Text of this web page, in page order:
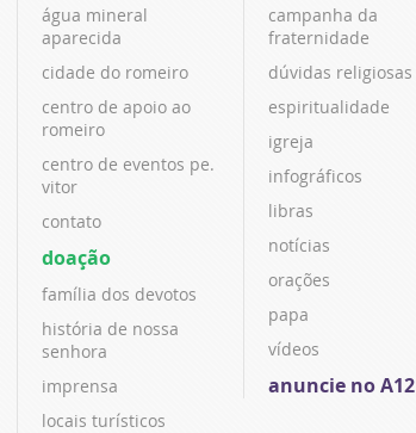
água mineral
aparecida
cidade do romeiro
centro de apoio ao
romeiro
centro de eventos pe.
vitor
contato
doação
família dos devotos
história de nossa
senhora
imprensa
locais turísticos
campanha da
fraternidade
dúvidas religiosas
espiritualidade
igreja
infográficos
libras
notícias
orações
papa
vídeos
anuncie no A12